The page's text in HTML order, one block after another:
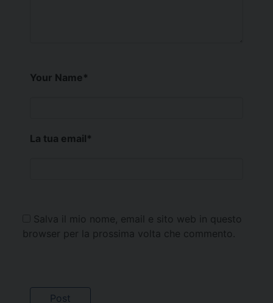
Your Name*
La tua email*
Salva il mio nome, email e sito web in questo
browser per la prossima volta che commento.